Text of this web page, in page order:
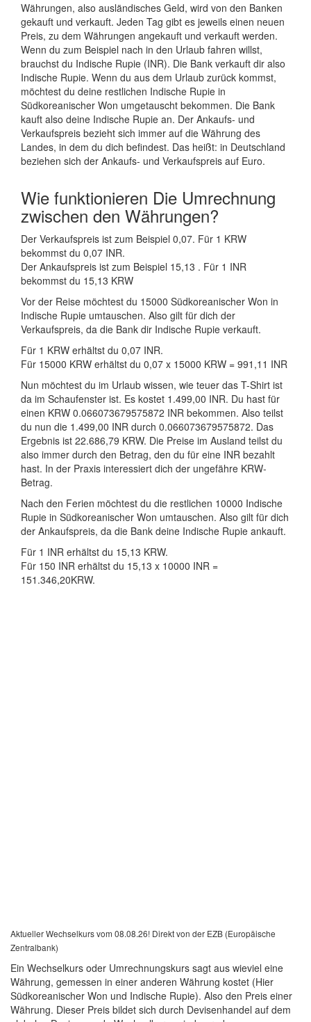
Währungen, also ausländisches Geld, wird von den Banken
gekauft und verkauft. Jeden Tag gibt es jeweils einen neuen
Preis, zu dem Währungen angekauft und verkauft werden.
Wenn du zum Beispiel nach in den Urlaub fahren willst,
brauchst du Indische Rupie (INR). Die Bank verkauft dir also
Indische Rupie. Wenn du aus dem Urlaub zurück kommst,
möchtest du deine restlichen Indische Rupie in
Südkoreanischer Won umgetauscht bekommen. Die Bank
kauft also deine Indische Rupie an. Der Ankaufs- und
Verkaufspreis bezieht sich immer auf die Währung des
Landes, in dem du dich befindest. Das heißt: in Deutschland
beziehen sich der Ankaufs- und Verkaufspreis auf Euro.
Wie funktionieren Die Umrechnung
zwischen den Währungen?
Der Verkaufspreis ist zum Beispiel 0,07. Für 1 KRW
bekommst du 0,07 INR.
Der Ankaufspreis ist zum Beispiel 15,13 . Für 1 INR
bekommst du 15,13 KRW
Vor der Reise möchtest du 15000 Südkoreanischer Won in
Indische Rupie umtauschen. Also gilt für dich der
Verkaufspreis, da die Bank dir Indische Rupie verkauft.
Für 1 KRW erhältst du 0,07 INR.
Für 15000 KRW erhältst du 0,07 x 15000 KRW = 991,11 INR
Nun möchtest du im Urlaub wissen, wie teuer das T-Shirt ist
da im Schaufenster ist. Es kostet 1.499,00 INR. Du hast für
einen KRW 0.066073679575872 INR bekommen. Also teilst
du nun die 1.499,00 INR durch 0.066073679575872. Das
Ergebnis ist 22.686,79 KRW. Die Preise im Ausland teilst du
also immer durch den Betrag, den du für eine INR bezahlt
hast. In der Praxis interessiert dich der ungefähre KRW-
Betrag.
Nach den Ferien möchtest du die restlichen 10000 Indische
Rupie in Südkoreanischer Won umtauschen. Also gilt für dich
der Ankaufspreis, da die Bank deine Indische Rupie ankauft.
Für 1 INR erhältst du 15,13 KRW.
Für 150 INR erhältst du 15,13 x 10000 INR =
151.346,20KRW.
Aktueller Wechselkurs vom 08.08.26! Direkt von der EZB (Europäische
Zentralbank)
Ein Wechselkurs oder Umrechnungskurs sagt aus wieviel eine
Währung, gemessen in einer anderen Währung kostet (Hier
Südkoreanischer Won und Indische Rupie). Also den Preis einer
Währung. Dieser Preis bildet sich durch Devisenhandel auf dem